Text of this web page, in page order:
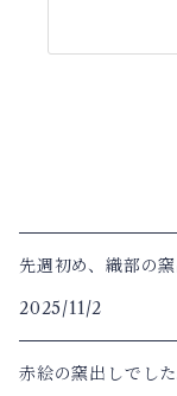
先週初め、織部の窯
2025/11/2
赤絵の窯出しでした